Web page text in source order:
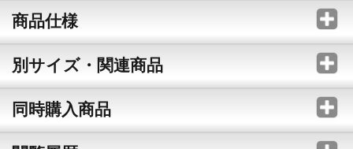
商品仕様
別サイズ・関連商品
同時購入商品